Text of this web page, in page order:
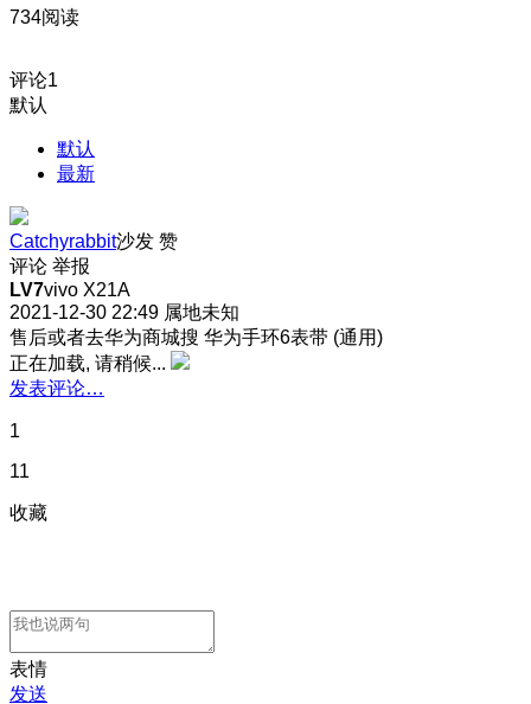
734阅读
评论1
默认
默认
最新
Catchyrabbit沙发 赞
评论 举报
LV7vivo X21A
2021-12-30 22:49 属地未知
售后或者去华为商城搜 华为手环6表带 (通用)
正在加载, 请稍候...
发表评论…
1
11
收藏
表情
发送